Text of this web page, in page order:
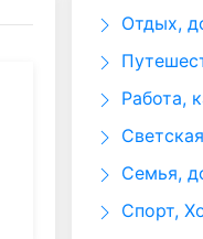
Отдых,
Работа,
Семья,
Спорт,